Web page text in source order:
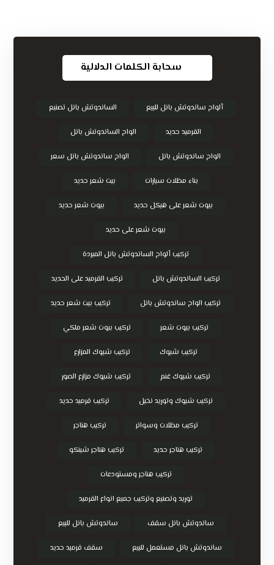
سحابة الكلمات الدلالية
ألواح ساندوتش بانل للبيع الساندوتش بانل تصنيع
القرميد حديد الواح الساندوتش بانل
الواح ساندوتش بانل الواح ساندوتش بانل سعر
بناء مظلات سيارات بيت شعر حديد
بيوت شعر على هيكل حديد بيوت شعر حديد
بيوت شعر على حديد
تركيب ألواح الساندوتش بانل المبردة
تركيب الساندوتش بانل تركيب القرميد على الحديد
تركيب الواح ساندوتش بانل تركيب بيت شعر حديد
تركيب بيوت شعر تركيب بيوت شعر ملكي
تركيب شبوك تركيب شبوك المزارع
تركيب شبوك غنم تركيب شبوك مزارع الصور
تركيب شبوك وتوريد نخيل تركيب قرميد حديد
تركيب مظلات وسواتر تركيب هناجر
تركيب هناجر حديد تركيب هناجر شينكو
تركيب هناجر ومستودعات
توريد وتصنيع وتركيب جميع انواع القرميد
ساندوتش بانل سقف ساندوتش بانل للبيع
ساندوتش بانل مستعمل للبيع سقف قرميد حديد